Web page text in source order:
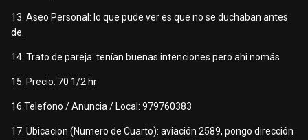
13. Aseo Personal: lo que pude ver es que no se duchaban antes
de.
14. Trato de pareja: tenían buenas intenciones pero ahi nomás
15. Precio: 70 1/2 hr
16.Telefono / Anuncia / Local: 979760383
17. Ubicacion (Numero de Cuarto): aviación 2589, pongo dirección